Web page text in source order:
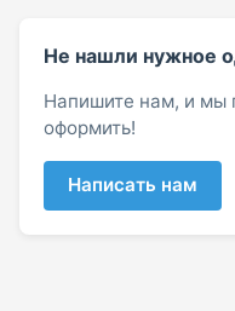
Не нашли нужное
Напишите нам, и мы
оформить!
Написать нам